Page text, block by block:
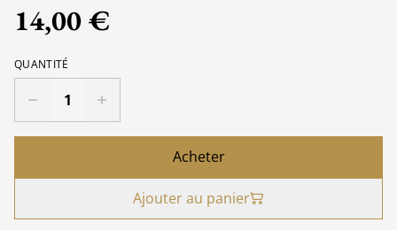
14,00 €
QUANTITÉ
Acheter
Ajouter au panier